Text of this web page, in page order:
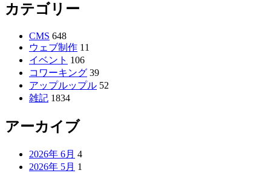
カテゴリー
CMS 648
ウェブ制作 11
イベント 106
コワーキング 39
アップルップル 52
雑記 1834
アーカイブ
2026年 6月 4
2026年 5月 1